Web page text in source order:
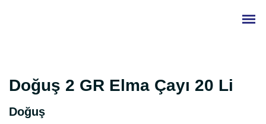
Doğuş 2 GR Elma Çayı 20 Li
Doğuş